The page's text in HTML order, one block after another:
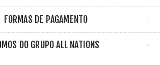
FORMAS DE PAGAMENTO
DO GRUPO ALL NATIONS